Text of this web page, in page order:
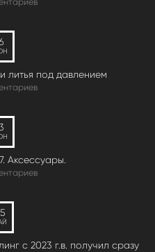
литья под давлением
Аксессуары.
с 2023 г.в. получил сразу